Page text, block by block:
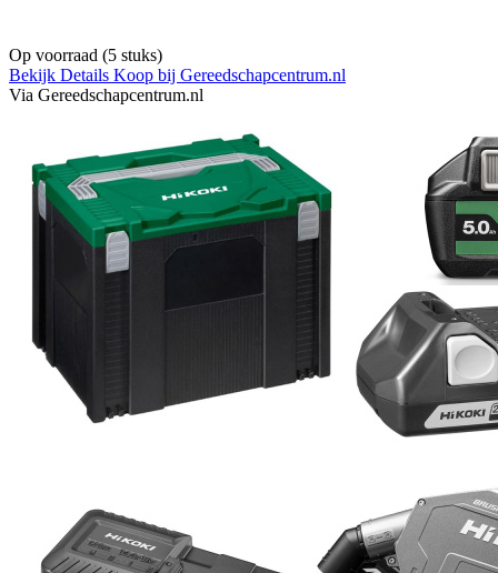
Op voorraad (5 stuks)
Bekijk Details Koop bij Gereedschapcentrum.nl
Via Gereedschapcentrum.nl